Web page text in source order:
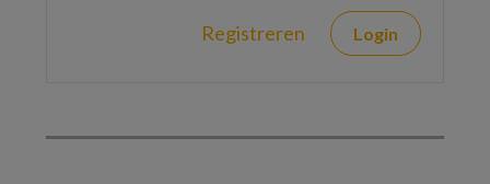
Registreren Login